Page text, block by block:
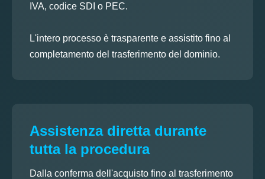
IVA, codice SDI o PEC.
L'intero processo è trasparente e assistito fino al
completamento del trasferimento del dominio.
Assistenza diretta durante
tutta la procedura
Dalla conferma dell'acquisto fino al trasferimento